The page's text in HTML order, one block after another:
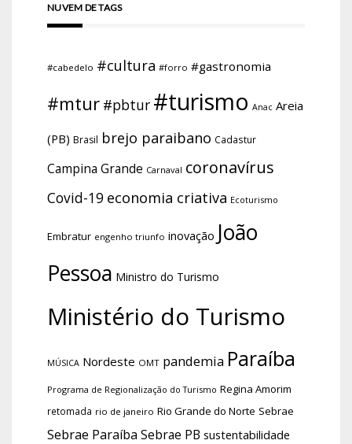
NUVEM DE TAGS
#cabedelo #cultura #forro #gastronomia
#mtur #pbtur #turismo Anac Areia
(PB) Brasil brejo paraibano Cadastur
Campina Grande Carnaval coronavírus
Covid-19 economia criativa Ecoturismo
Embratur engenho triunfo inovação João
Pessoa Ministro do Turismo
Ministério do Turismo
MÚSICA Nordeste OMT pandemia Paraíba
Programa de Regionalização do Turismo Regina Amorim
retomada rio de janeiro Rio Grande do Norte Sebrae
Sebrae Paraíba Sebrae PB sustentabilidade